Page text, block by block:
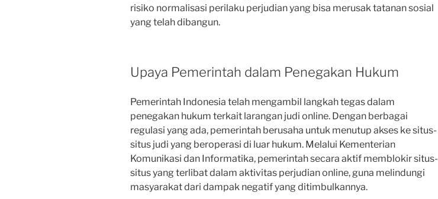
risiko normalisasi perilaku perjudian yang bisa merusak tatanan sosial
yang telah dibangun.
Upaya Pemerintah dalam Penegakan Hukum
Pemerintah Indonesia telah mengambil langkah tegas dalam
penegakan hukum terkait larangan judi online. Dengan berbagai
regulasi yang ada, pemerintah berusaha untuk menutup akses ke situs-
situs judi yang beroperasi di luar hukum. Melalui Kementerian
Komunikasi dan Informatika, pemerintah secara aktif memblokir situs-
situs yang terlibat dalam aktivitas perjudian online, guna melindungi
masyarakat dari dampak negatif yang ditimbulkannya.